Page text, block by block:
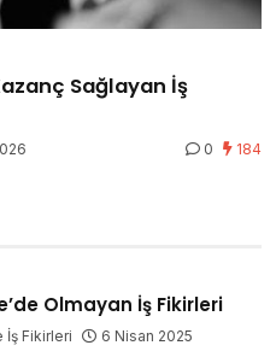
Sağlayan İş
0 184
Olmayan İş Fikirleri
İş Fikirleri 6 Nisan 2025